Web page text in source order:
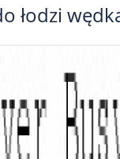
łodzi